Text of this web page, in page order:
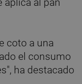
aplica al pan
coto a una
el consumo
ha destacado